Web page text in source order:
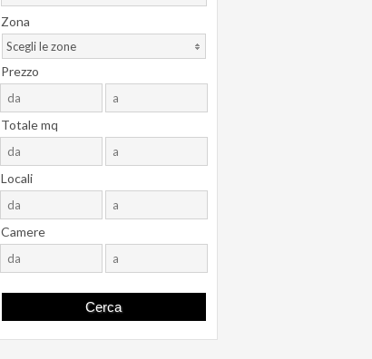
Zona
Scegli le zone
Prezzo
Totale mq
Locali
Camere